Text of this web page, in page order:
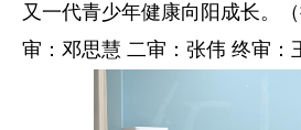
又一代青少年健康向阳成长。
审：邓思慧 二审：张伟 终审：